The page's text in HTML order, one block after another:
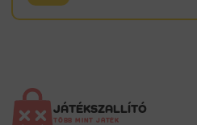
JÁTÉKSZALLÍTÓ
TÖBB MINT JÁTÉK